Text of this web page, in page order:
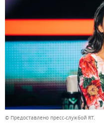
© Предоставлено пресс-службой RT.